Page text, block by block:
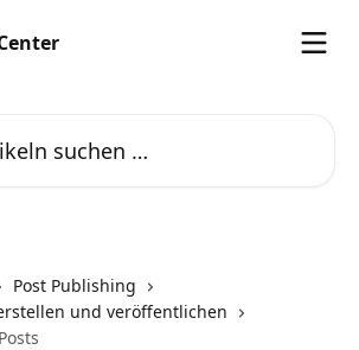
Post Publishing
und veröffentlichen